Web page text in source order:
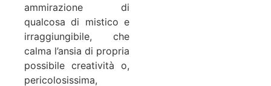
ammirazione di
qualcosa di mistico e
irraggiungibile, che
calma l’ansia di propria
possibile creatività o,
pericolosissima,